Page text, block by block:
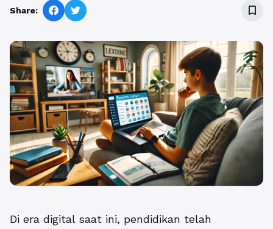
Share: bookmark_border
Di era digital saat ini, pendidikan telah